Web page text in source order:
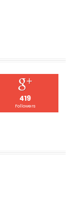
419
Followers